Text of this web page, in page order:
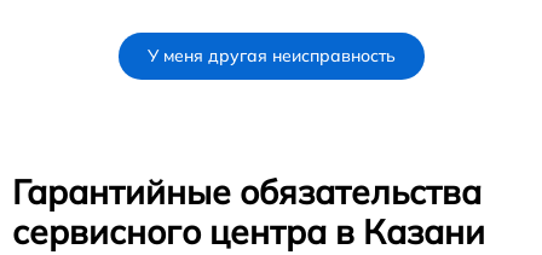
У меня другая неисправность
Гарантийные обязательства
сервисного центра в Казани